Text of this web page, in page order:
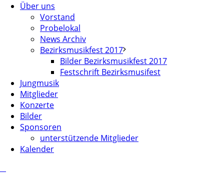
Über uns
Vorstand
Probelokal
News Archiv
Bezirksmusikfest 2017
Bilder Bezirksmusikfest 2017
Festschrift Bezirksmusifest
Jungmusik
Mitglieder
Konzerte
Bilder
Sponsoren
unterstützende Mitglieder
Kalender